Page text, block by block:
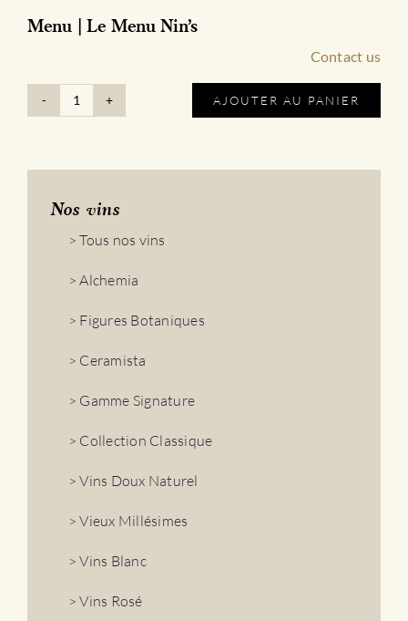
Nos vins
> Tous nos vins
> Alchemia
> Figures Botaniques
> Ceramista
> Gamme Signature
> Collection Classique
> Vins Doux Naturel
> Vieux Millésimes
> Vins Blanc
> Vins Rosé
Menu | Le Menu Nin’s
Contact us
quantité
Menu
AJOUTER AU PANIER